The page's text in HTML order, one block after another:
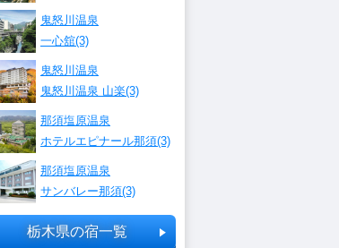
鬼怒川温泉
一心舘(3)
鬼怒川温泉
鬼怒川温泉 山楽(3)
那須塩原温泉
ホテルエピナール那須(3)
那須塩原温泉
サンバレー那須(3)
栃木県の宿一覧